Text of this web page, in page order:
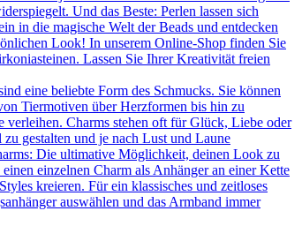
Und das Beste: Perlen lassen sich
in die magische Welt der Beads und entdecken
Look! In unserem Online-Shop finden Sie
Lassen Sie Ihrer Kreativität freien
eine beliebte Form des Schmucks. Sie können
Tiermotiven über Herzformen bis hin zu
verleihen. Charms stehen oft für Glück, Liebe oder
gestalten und je nach Lust und Laune
Die ultimative Möglichkeit, deinen Look zu
einzelnen Charm als Anhänger an einer Kette
kreieren. Für ein klassisches und zeitloses
auswählen und das Armband immer